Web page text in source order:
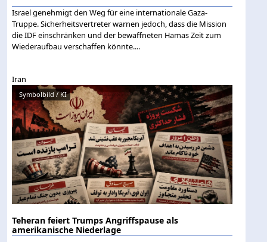
Israel genehmigt den Weg für eine internationale Gaza-
Truppe. Sicherheitsvertreter warnen jedoch, dass die Mission
die IDF einschränken und der bewaffneten Hamas Zeit zum
Wiederaufbau verschaffen könnte....
Iran
Symbolbild / KI
Teheran feiert Trumps Angriffspause als
amerikanische Niederlage